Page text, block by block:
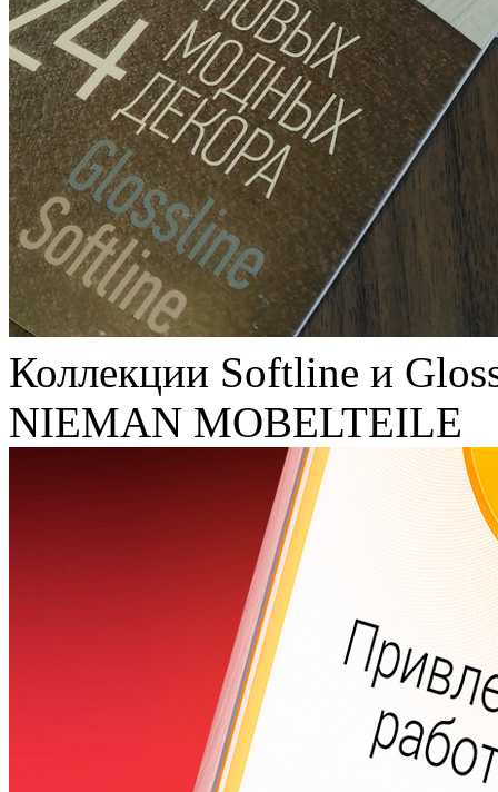
Коллекции Softline и
NIEMAN MOBELTEILE